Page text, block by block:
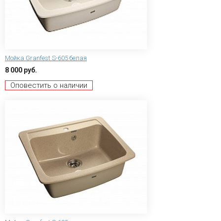
Мойка Granfest S-605 белая
8 000 руб.
Оповестить о наличии